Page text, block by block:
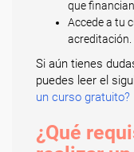
que
Accede a tu
acreditación.
Si aún tienes
puedes leer el
un curso gratuito?
¿Qué